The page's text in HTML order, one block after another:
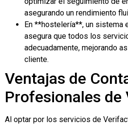
asegurando un rendimiento
En **hostelería**, un sistema
asegura que todos los
adecuadamente, mejorando
cliente.
Ventajas de
Profesionales de
Al optar por los servicios de